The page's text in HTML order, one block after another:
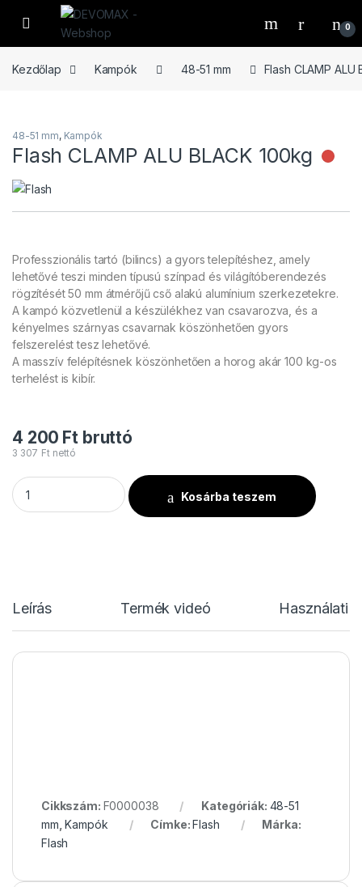
Ugrás a navigációhoz
Ugrás a tartalomhoz
Open 0
Kezdőlap Kampók 48-51 mm Flash CLAMP ALU
48-51 mm, Kampók
Flash CLAMP ALU BLACK 100kg
Professzionális tartó (bilincs) a gyors telepítéshez, amely
lehetővé teszi minden típusú színpad és világítóberendezés
rögzítését 50 mm átmérőjű cső alakú alumínium szerkezetekre.
A kampó közvetlenül a készülékhez van csavarozva, és a
kényelmes szárnyas csavarnak köszönhetően gyors
felszerelést tesz lehetővé.
A masszív felépítésnek köszönhetően a horog akár 100 kg-os
terhelést is kibír.
4 200 Ft bruttó
3 307 Ft nettó
Flash CLAMP ALU BLACK 100kg mennyiség
Kosárba teszem
Leírás Termék videó Használati
Cikkszám: F0000038 Kategóriák: 48-51
mm ,Kampók Címke:Flash
Márka:
Flash